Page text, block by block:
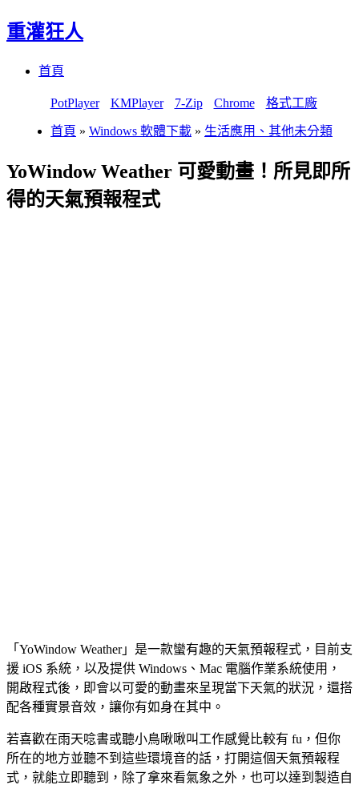
重灌狂人
首頁
PotPlayer KMPlayer 7-Zip Chrome 格式工廠
首頁 » Windows 軟體下載 » 生活應用、其他未分類
YoWindow Weather 可愛動畫！所見即所
得的天氣預報程式
「YoWindow Weather」是一款蠻有趣的天氣預報程式，目前支
援 iOS 系統，以及提供 Windows、Mac 電腦作業系統使用，
開啟程式後，即會以可愛的動畫來呈現當下天氣的狀況，還搭
配各種實景音效，讓你有如身在其中。
若喜歡在雨天唸書或聽小鳥啾啾叫工作感覺比較有 fu，但你
所在的地方並聽不到這些環境音的話，打開這個天氣預報程
式，就能立即聽到，除了拿來看氣象之外，也可以達到製造自